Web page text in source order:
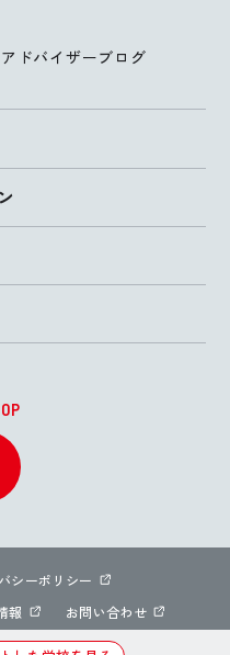
アドバイザーブログ
シーポリシー
報 お問い合わせ